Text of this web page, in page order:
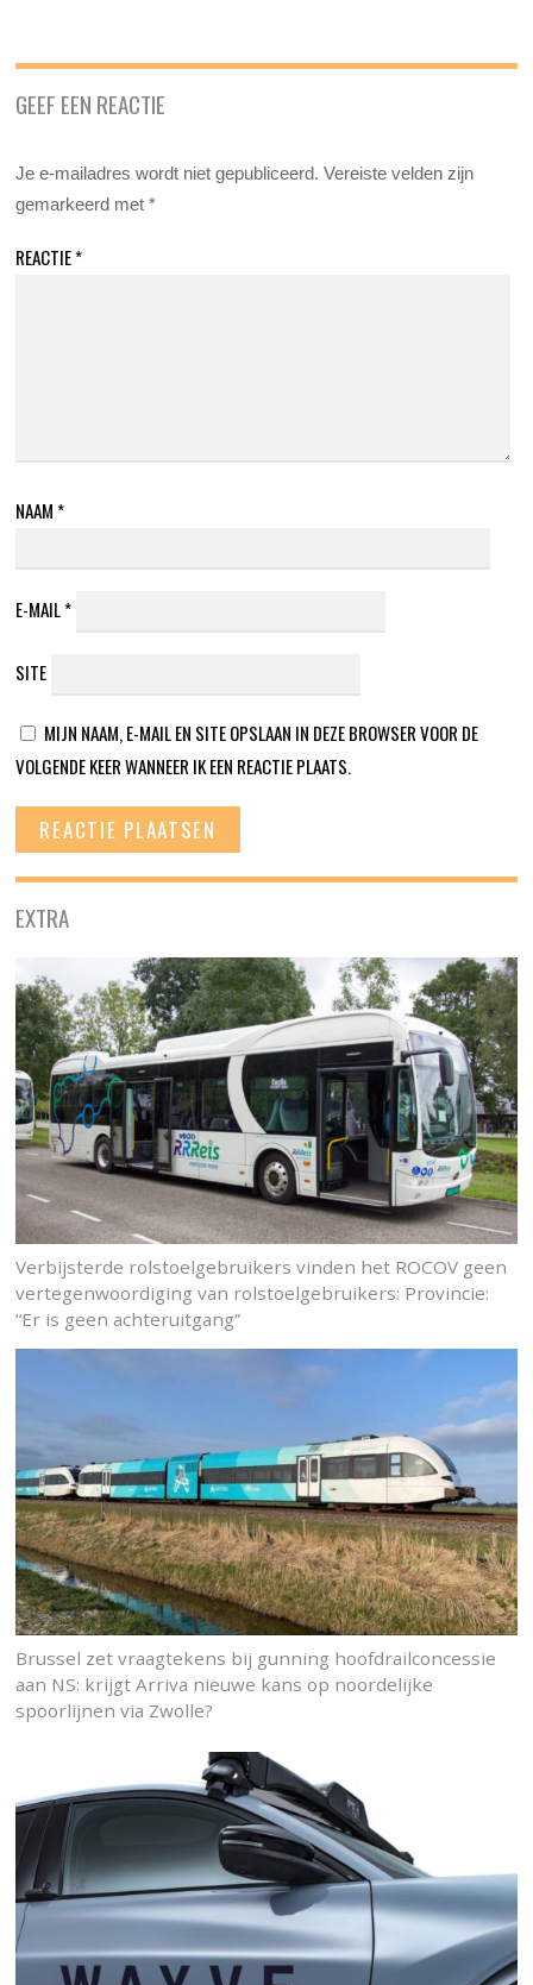
GEEF EEN REACTIE
Je e-mailadres wordt niet gepubliceerd. Vereiste velden zijn
gemarkeerd met*
REACTIE*
NAAM *
E-MAIL*
SITE
MIJN NAAM, E-MAIL EN SITE OPSLAAN IN DEZE BROWSER VOOR DE
VOLGENDE KEER WANNEER IK EEN REACTIE PLAATS.
EXTRA
Verbijsterde rolstoelgebruikers vinden het ROCOV geen
vertegenwoordiging van rolstoelgebruikers: Provincie:
“Er is geen achteruitgang”
Brussel zet vraagtekens bij gunning hoofdrailconcessie
aan NS: krijgt Arriva nieuwe kans op noordelijke
spoorlijnen via Zwolle?